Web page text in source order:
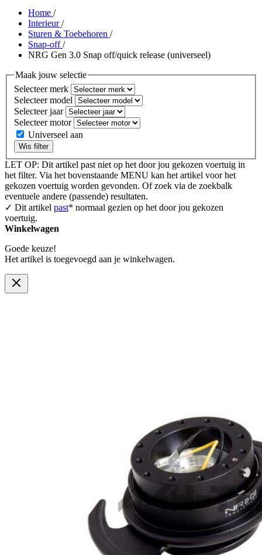
Home /
Interieur/
Sturen & Toebehoren /
Snap-off/
NRG Gen 3.0 Snap off/quick release (universeel)
Maak jouw selectie
Selecteer merk
Selecteer model
Selecteer jaar
Selecteer motor
Universeel aan
Wis filter
LET OP: Dit artikel past niet op het door jou gekozen voertuig in
het filter. Via het bovenstaande MENU kan het artikel voor het
gekozen voertuig worden gevonden. Of zoek via de zoekbalk
eventuele andere (passende) resultaten.
✓ Dit artikel past* normaal gezien op het door jou gekozen
voertuig.
Winkelwagen
Goede keuze!
Het artikel is toegevoegd aan je winkelwagen.